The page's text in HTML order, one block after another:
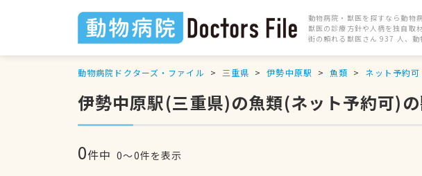
動物病院・獣医を探すなら動物
獣医の診療方針や人柄を独自取
街の頼れる獣医さん 937 人、
動物病院ドクターズ・ファイル 三重県 伊勢中原駅 魚類 ネット予約可
伊勢中原駅(三重県)の魚類(ネット予約可)
0件中 0〜0件を表示